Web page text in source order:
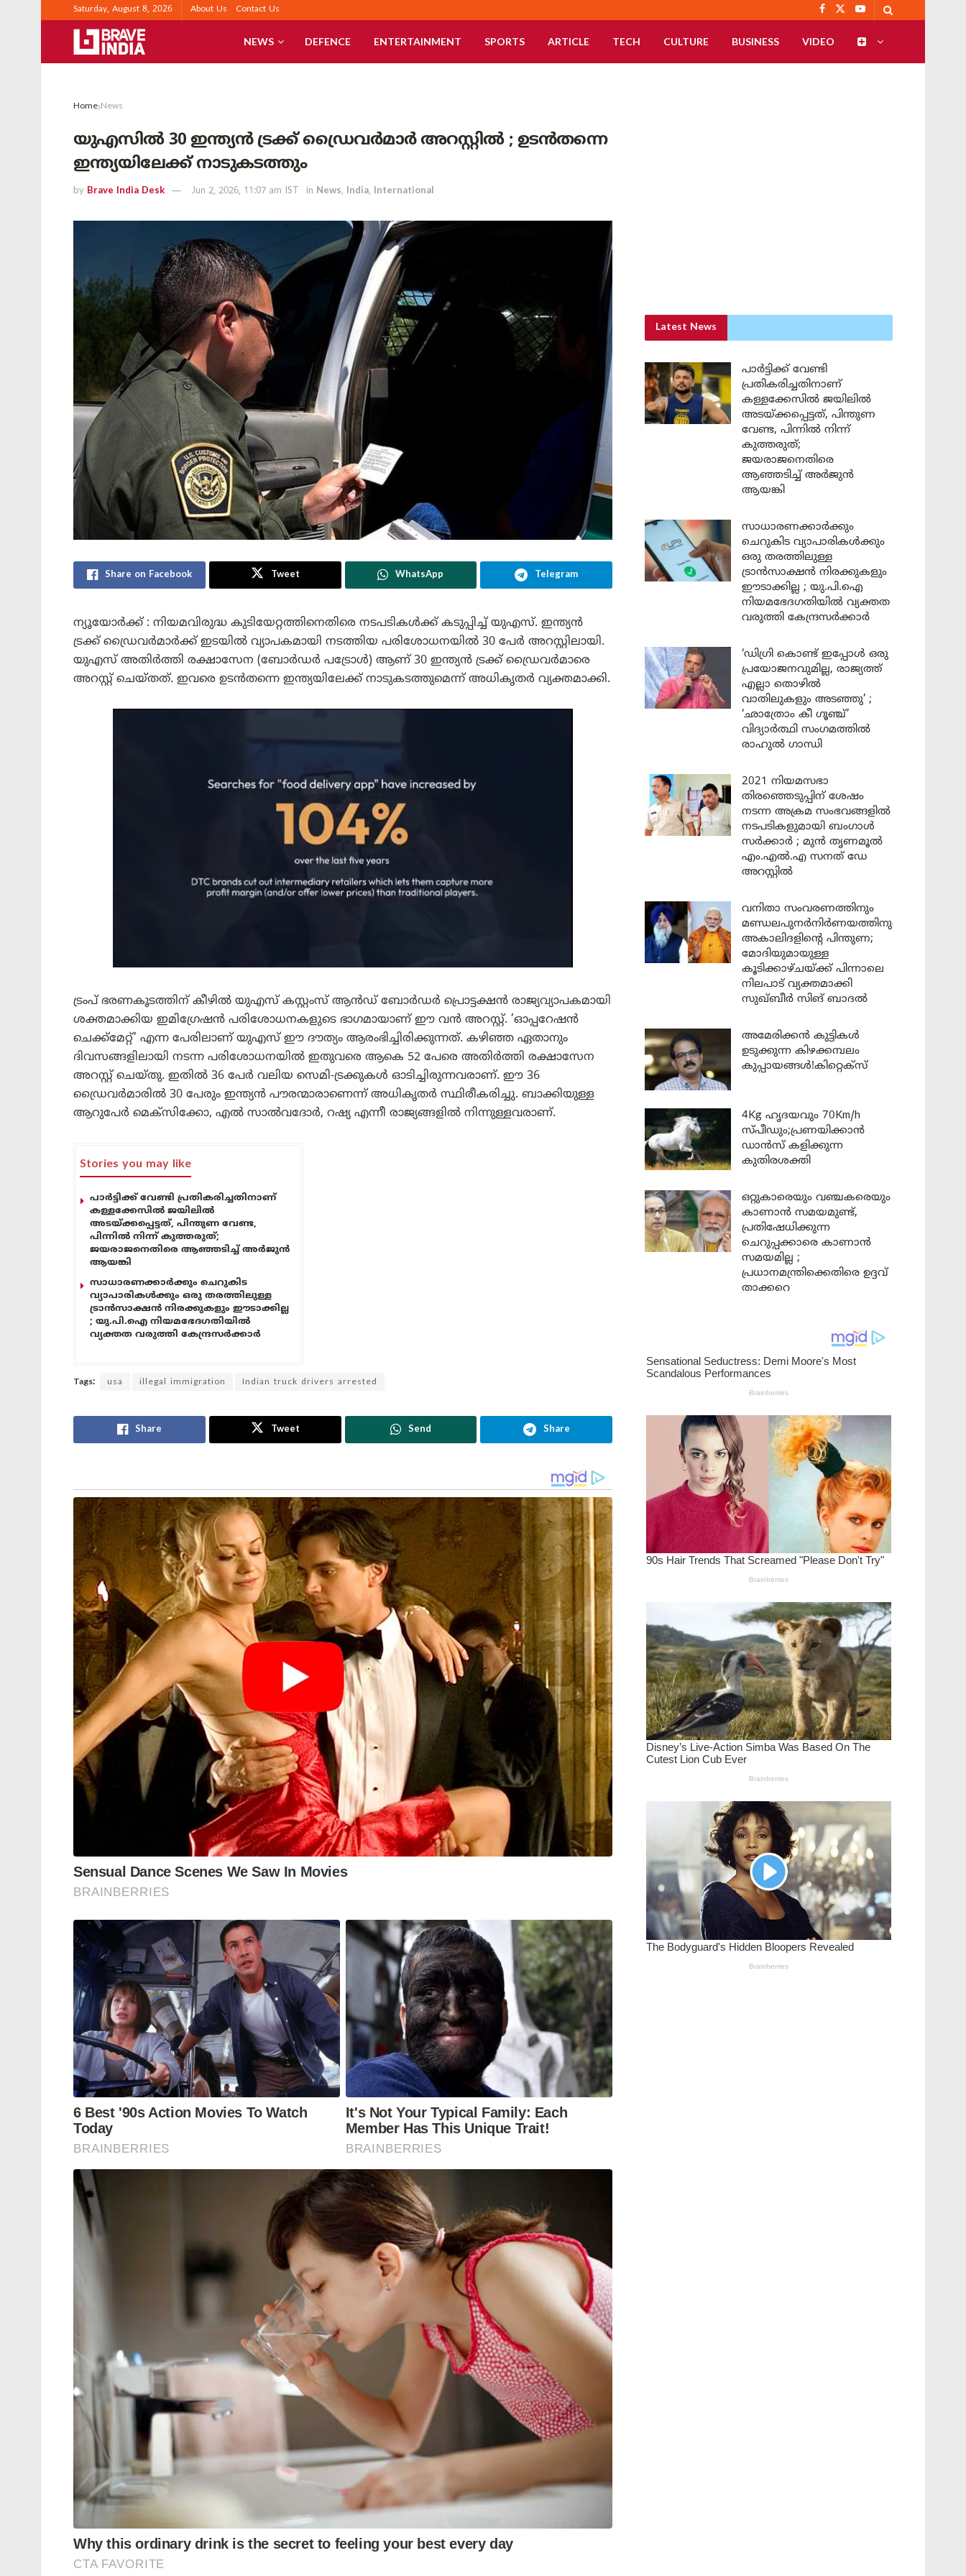
Saturday, August 8, 2026 About Us Contact Us
NEWS DEFENCE ENTERTAINMENT SPORTS ARTICLE TECH CULTURE BUSINESS VIDEO
Home News
യുഎസിൽ 30 ഇന്ത്യൻ ട്രക്ക് ഡ്രൈവർമാർ അറസ്റ്റിൽ ; ഉടൻതന്നെ
ഇന്ത്യയിലേക്ക് നാടുകടത്തും
by Brave India Desk Jun 2, 2026, 11:07 am IST in News, India, International
Share on Facebook Tweet WhatsApp Telegram
ന്യൂയോർക്ക് : നിയമവിരുദ്ധ കുടിയേറ്റത്തിനെതിരെ നടപടികൾക്ക് കടുപ്പിച്ച് യുഎസ്. ഇന്ത്യൻ
ട്രക്ക് ഡ്രൈവർമാർക്ക് ഇടയിൽ വ്യാപകമായി നടത്തിയ പരിശോധനയിൽ 30 പേർ അറസ്റ്റിലായി.
യുഎസ് അതിർത്തി രക്ഷാസേന (ബോർഡർ പട്രോൾ) ആണ് 30 ഇന്ത്യൻ ട്രക്ക് ഡ്രൈവർമാരെ
അറസ്റ്റ് ചെയ്തത്. ഇവരെ ഉടൻതന്നെ ഇന്ത്യയിലേക്ക് നാടുകടത്തുമെന്ന് അധികൃതർ വ്യക്തമാക്കി.
ട്രംപ് ഭരണകൂടത്തിന് കീഴിൽ യുഎസ് കസ്റ്റംസ് ആൻഡ് ബോർഡർ പ്രൊട്ടക്ഷൻ രാജ്യവ്യാപകമായി
ശക്തമാക്കിയ ഇമിഗ്രേഷൻ പരിശോധനകളുടെ ഭാഗമായാണ് ഈ വൻ അറസ്റ്റ്. ​’ഓപ്പറേഷൻ
ചെക്ക്മേറ്റ്’ എന്ന പേരിലാണ് യുഎസ് ഈ ദൗത്യം ആരംഭിച്ചിരിക്കുന്നത്. കഴിഞ്ഞ ഏതാനും
ദിവസങ്ങളിലായി നടന്ന പരിശോധനയിൽ ഇതുവരെ ആകെ 52 പേരെ അതിർത്തി രക്ഷാസേന
അറസ്റ്റ് ചെയ്തു. ഇതിൽ 36 പേർ വലിയ സെമി-ട്രക്കുകൾ ഓടിച്ചിരുന്നവരാണ്. ഈ 36
ഡ്രൈവർമാരിൽ 30 പേരും ഇന്ത്യൻ പൗരന്മാരാണെന്ന് അധികൃതർ സ്ഥിരീകരിച്ചു. ബാക്കിയുള്ള
ആറുപേർ മെക്സിക്കോ, എൽ സാൽവദോർ, റഷ്യ എന്നീ രാജ്യങ്ങളിൽ നിന്നുള്ളവരാണ്.
Stories you may like
പാർട്ടിക്ക് വേണ്ടി പ്രതികരിച്ചതിനാണ്
കള്ളക്കേസിൽ ജയിലിൽ
അടയ്ക്കപ്പെട്ടത്, പിന്തുണ വേണ്ട,
പിന്നിൽ നിന്ന് കുത്തരുത്;
ജയരാജനെതിരെ ആഞ്ഞടിച്ച് അർജുൻ
ആയങ്കി
സാധാരണക്കാർക്കും ചെറുകിട
വ്യാപാരികൾക്കും ഒരു തരത്തിലുള്ള
ട്രാൻസാക്ഷൻ നിരക്കുകളും ഈടാക്കില്ല
; യു.പി.ഐ നിയമഭേദഗതിയിൽ
വ്യക്തത വരുത്തി കേന്ദ്രസർക്കാർ
Tags: usa illegal immigration Indian truck drivers arrested
Share Tweet Send Share
Latest News
പാർട്ടിക്ക് വേണ്ടി
പ്രതികരിച്ചതിനാണ്
കള്ളക്കേസിൽ ജയിലിൽ
അടയ്ക്കപ്പെട്ടത്, പിന്തുണ
വേണ്ട, പിന്നിൽ നിന്ന്
കുത്തരുത്;
ജയരാജനെതിരെ
ആഞ്ഞടിച്ച് അർജുൻ
ആയങ്കി
സാധാരണക്കാർക്കും
ചെറുകിട വ്യാപാരികൾക്കും
ഒരു തരത്തിലുള്ള
ട്രാൻസാക്ഷൻ നിരക്കുകളും
ഈടാക്കില്ല ; യു.പി.ഐ
നിയമഭേദഗതിയിൽ വ്യക്തത
വരുത്തി കേന്ദ്രസർക്കാർ
‘ഡിഗ്രി കൊണ്ട് ഇപ്പോൾ ഒരു
പ്രയോജനവുമില്ല, രാജ്യത്ത്
എല്ലാ തൊഴിൽ
വാതിലുകളും അടഞ്ഞു’ ;
‘ഛാത്രോം കീ ഗൂഞ്ച്’
വിദ്യാർത്ഥി സംഗമത്തിൽ
രാഹുൽ ഗാന്ധി
2021 നിയമസഭാ
തിരഞ്ഞെടുപ്പിന് ശേഷം
നടന്ന അക്രമ സംഭവങ്ങളിൽ
നടപടികളുമായി ബംഗാൾ
സർക്കാർ ; മുൻ തൃണമൂൽ
എം.എൽ.എ സനത് ഡേ
അറസ്റ്റിൽ
വനിതാ സംവരണത്തിനും
മണ്ഡലപുനർനിർണയത്തിനും
അകാലിദളിന്റെ പിന്തുണ;
മോദിയുമായുള്ള
കൂടിക്കാഴ്ചയ്ക്ക് പിന്നാലെ
നിലപാട് വ്യക്തമാക്കി
സുഖ്ബീർ സിങ് ബാദൽ
അമേരിക്കൻ കുട്ടികൾ
ഉടുക്കുന്ന കിഴക്കമ്പലം
കുപ്പായങ്ങൾ!കിറ്റെക്സ്
4Kg ഹൃദയവും 70Km/h
സ്പീഡും;പ്രണയിക്കാൻ
ഡാൻസ് കളിക്കുന്ന
കുതിരശക്തി
ഒറ്റുകാരെയും വഞ്ചകരെയും
കാണാൻ സമയമുണ്ട്,
പ്രതിഷേധിക്കുന്ന
ചെറുപ്പക്കാരെ കാണാൻ
സമയമില്ല ;
പ്രധാനമന്ത്രിക്കെതിരെ ഉദ്ദവ്
താക്കറെ